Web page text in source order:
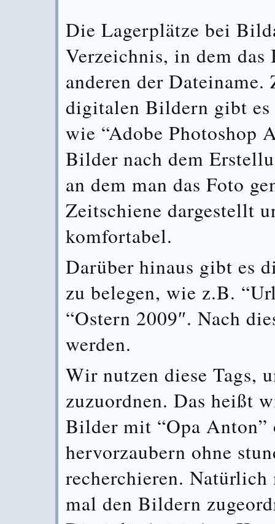
Die Lagerplätze bei
Verzeichnis, in dem
anderen der
digitalen Bildern gibt es
wie “Adobe Photoshop
Bilder nach dem
an dem man das Foto
Zeitschiene dargestellt
komfortabel.
Darüber hinaus gibt es
zu belegen, wie z.B.
“Ostern 2009″. Nach
werden.
Wir nutzen diese Tags,
zuzuordnen. Das heißt
Bilder mit “Opa Anton”
hervorzaubern ohne
recherchieren.
mal den Bildern